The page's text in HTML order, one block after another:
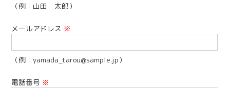
（例：山田 太郎）
メールアドレス ※
（例：yamada_tarou@sample.jp）
電話番号 ※